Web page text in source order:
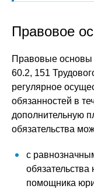
Правовое
Правовые основы
60.2, 151
регулярное
обязанностей в
дополнительную
обязательства
с
помощника